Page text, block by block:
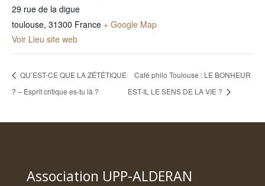
29 rue de la digue
toulouse, 31300 France + Google Map
Voir Lieu site web
QU’EST-CE QUE LA ZÉTÉTIQUE
? – Esprit critique es-tu là ?
Café philo Toulouse : LE BONHEUR
EST-IL LE SENS DE LA VIE ?
Association UPP-ALDERAN